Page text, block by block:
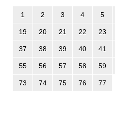
1 2 3 4 5
19 20 21 22 23
37 38 39 40 41
55 56 57 58 59
73 74 75 76 77